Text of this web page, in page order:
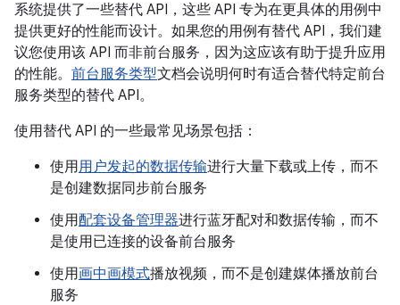
系统提供了一些替代 API，这些 API 专为在更具体的用例中
提供更好的性能而设计。如果您的用例有替代 API，我们建
议您使用该 API 而非前台服务，因为这应该有助于提升应用
的性能。 前台服务类型文档会说明何时有适合替代特定前台
服务类型的替代 API。
使用替代 API 的一些最常见场景包括：
使用用户发起的数据传输进行大量下载或上传，而不
是创建数据同步前台服务
使用配套设备管理器进行蓝牙配对和数据传输，而不
是使用已连接的设备前台服务
使用画中画模式播放视频，而不是创建媒体播放前台
服务